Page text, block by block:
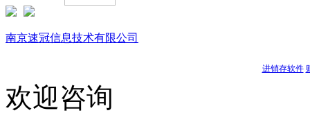
南京速冠信息技术有限公司
进销存软件
欢迎咨询